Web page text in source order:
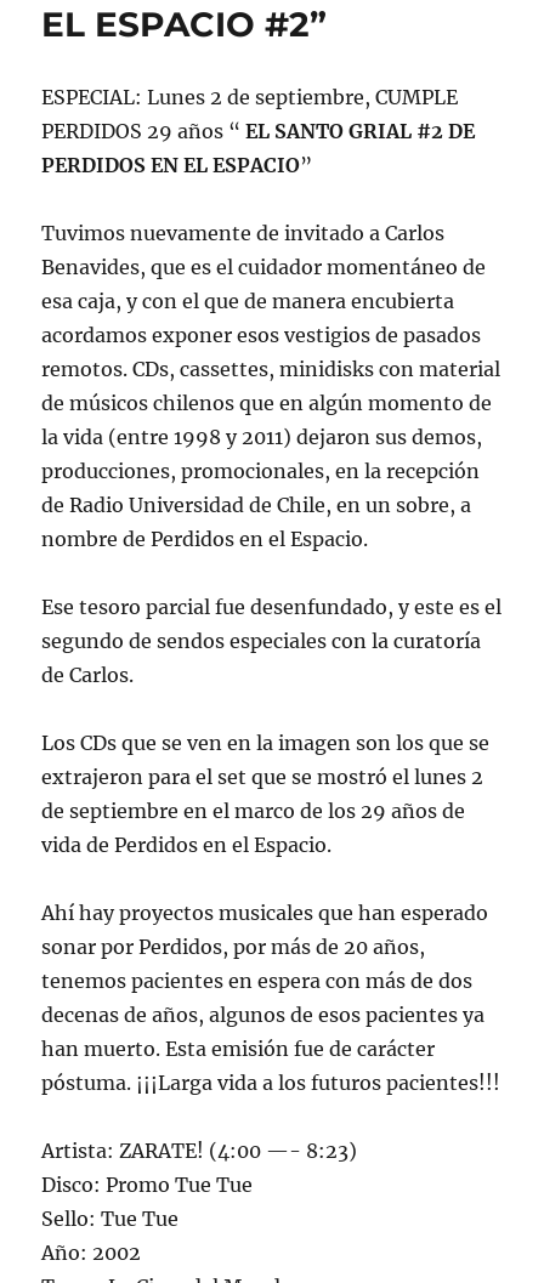
EL ESPACIO #2”
ESPECIAL: Lunes 2 de septiembre, CUMPLE
PERDIDOS 29 años “EL SANTO GRIAL #2 DE
PERDIDOS EN EL ESPACIO”
Tuvimos nuevamente de invitado a Carlos
Benavides, que es el cuidador momentáneo de
esa caja, y con el que de manera encubierta
acordamos exponer esos vestigios de pasados
remotos. CDs, cassettes, minidisks con material
de músicos chilenos que en algún momento de
la vida (entre 1998 y 2011) dejaron sus demos,
producciones, promocionales, en la recepción
de Radio Universidad de Chile, en un sobre, a
nombre de Perdidos en el Espacio.
Ese tesoro parcial fue desenfundado, y este es el
segundo de sendos especiales con la curatoría
de Carlos.
Los CDs que se ven en la imagen son los que se
extrajeron para el set que se mostró el lunes 2
de septiembre en el marco de los 29 años de
vida de Perdidos en el Espacio.
Ahí hay proyectos musicales que han esperado
sonar por Perdidos, por más de 20 años,
tenemos pacientes en espera con más de dos
decenas de años, algunos de esos pacientes ya
han muerto. Esta emisión fue de carácter
póstuma. ¡¡¡Larga vida a los futuros pacientes!!!
Artista: ZARATE! (4:00 —- 8:23)
Disco: Promo Tue Tue
Sello: Tue Tue
Año: 2002